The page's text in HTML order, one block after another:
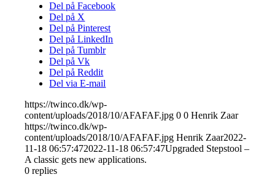
Del på Facebook
Del på X
Del på Pinterest
Del på LinkedIn
Del på Tumblr
Del på Vk
Del på Reddit
Del via E-mail
https://twinco.dk/wp-
content/uploads/2018/10/AFAFAF.jpg 0 0 Henrik Zaar
https://twinco.dk/wp-
content/uploads/2018/10/AFAFAF.jpg Henrik Zaar2022-
11-18 06:57:472022-11-18 06:57:47Upgraded Stepstool –
A classic gets new applications.
0 replies